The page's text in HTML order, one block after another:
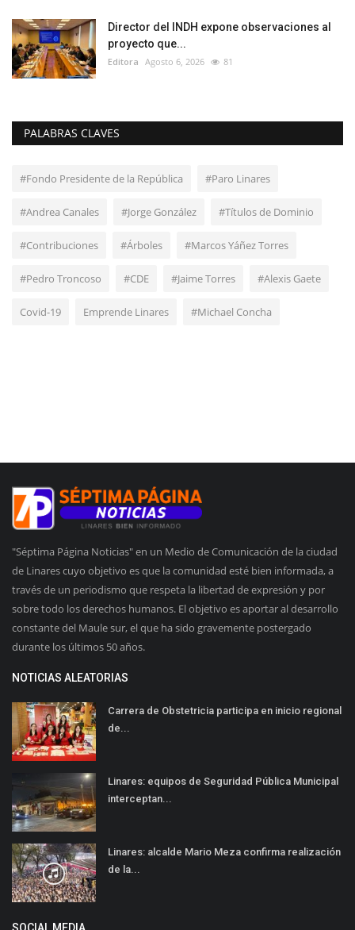
Director del INDH expone observaciones al
proyecto que...
Editora Agosto 6, 2026 81
PALABRAS CLAVES
#Fondo Presidente de la República #Paro Linares
#Andrea Canales #Jorge González #Títulos de Dominio
#Contribuciones #Árboles #Marcos Yáñez Torres
#Pedro Troncoso #CDE #Jaime Torres #Alexis Gaete
Covid-19 Emprende Linares #Michael Concha
"Séptima Página Noticias" en un Medio de Comunicación de la ciudad
de Linares cuyo objetivo es que la comunidad esté bien informada, a
través de un periodismo que respeta la libertad de expresión y por
sobre todo los derechos humanos. El objetivo es aportar al desarrollo
constante del Maule sur, el que ha sido gravemente postergado
durante los últimos 50 años.
NOTICIAS ALEATORIAS
Carrera de Obstetricia participa en inicio regional
de...
Linares: equipos de Seguridad Pública Municipal
interceptan...
Linares: alcalde Mario Meza confirma realización
de la...
SOCIAL MEDIA